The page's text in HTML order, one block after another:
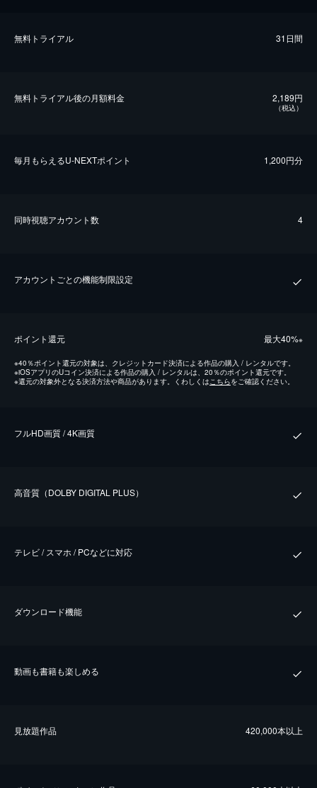
無料トライアル 31日間
無料トライアル後の⽉額料金 2,189円
（税込）
毎⽉もらえるU-NEXTポイント 1,200円分
同時視聴アカウント数 4
アカウントごとの機能制限設定
ポイント還元 最⼤40%※
※40％ポイント還元の対象は、クレジットカード決済による作品の購入 / レンタルです。
※iOSアプリのUコイン決済による作品の購入 / レンタルは、20％のポイント還元です。
※還元の対象外となる決済方法や商品があります。くわしくは こちらをご確認ください。
フルHD画質 / 4K画質
⾼⾳質（DOLBY DIGITAL PLUS）
テレビ / スマホ / PCなどに対応
ダウンロード機能
動画も書籍も楽しめる
⾒放題作品 420,000本以上